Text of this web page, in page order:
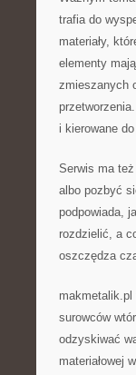
trafia do
materiały,
elementy
zmieszanych
i kierowane
Serwis ma
albo pozbyć
podpowiada,
rozdzielić, a
oszczędza
makmetalik.pl
surowców
odzyskiwać
materiałowej